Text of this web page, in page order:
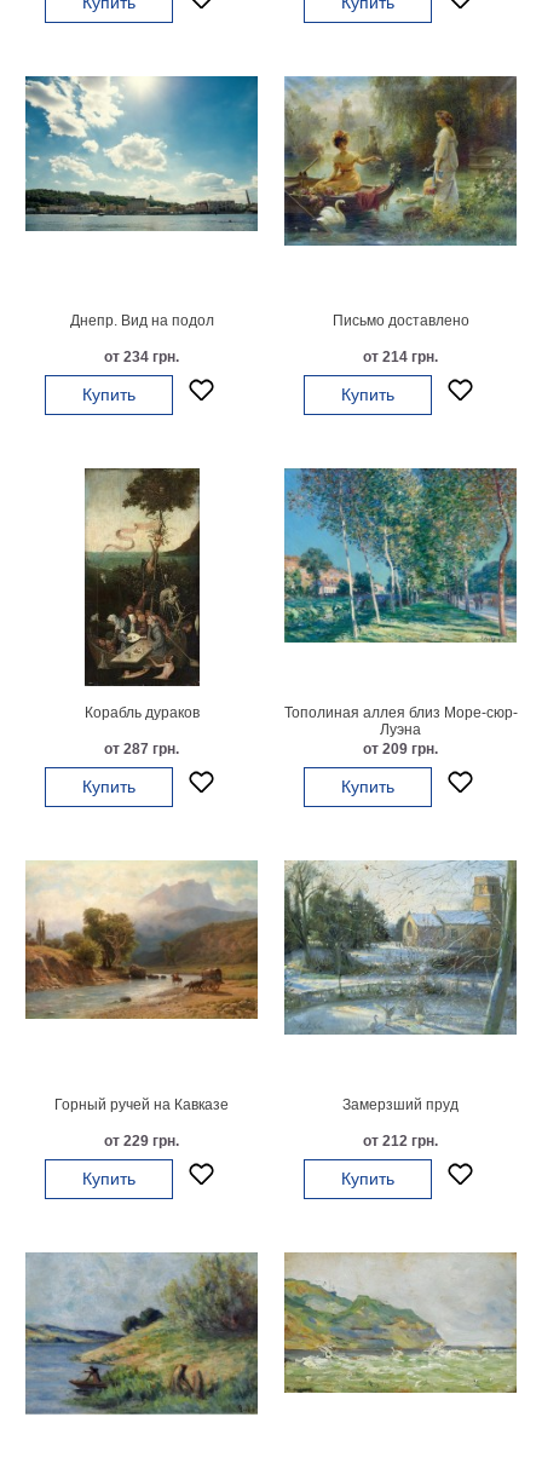
Мотивирующие
Нью
Йорк
Посмотреть
все
мастерская
Рамы
Днепр. Вид на подол
от 234 грн.
Купить
Письмо доставлено
от 214 грн.
Купить
Корабль дураков
от 287 грн.
Купить
Тополиная аллея близ Море-сюр-
Луэна
от 209 грн.
Купить
Горный ручей на Кавказе
от 229 грн.
Купить
Замерзший пруд
от 212 грн.
Купить